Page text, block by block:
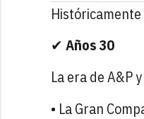
✔ Años 30
La era de A&P
• La Gran